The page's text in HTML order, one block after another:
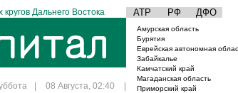
Дальнего Востока АТР РФ ДФО
| 08 Августа, 02:40 |
Амурская область
Бурятия
Еврейская автономная
Забайкалье
Камчатский край
Магаданская область
Приморский край